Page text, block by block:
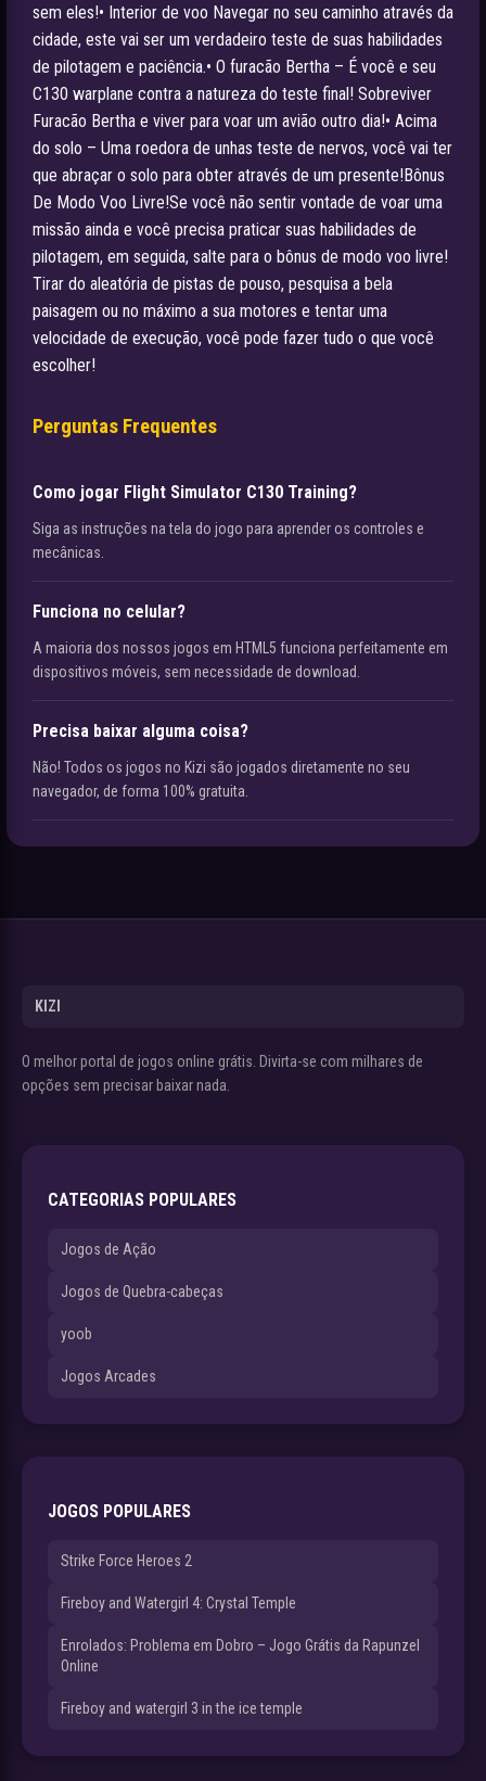
sem eles!• Interior de voo Navegar no seu caminho através da
cidade, este vai ser um verdadeiro teste de suas habilidades
de pilotagem e paciência.• O furacão Bertha – É você e seu
C130 warplane contra a natureza do teste final! Sobreviver
Furacão Bertha e viver para voar um avião outro dia!• Acima
do solo – Uma roedora de unhas teste de nervos, você vai ter
que abraçar o solo para obter através de um presente!Bônus
De Modo Voo Livre!Se você não sentir vontade de voar uma
missão ainda e você precisa praticar suas habilidades de
pilotagem, em seguida, salte para o bônus de modo voo livre!
Tirar do aleatória de pistas de pouso, pesquisa a bela
paisagem ou no máximo a sua motores e tentar uma
velocidade de execução, você pode fazer tudo o que você
escolher!
Perguntas Frequentes
Como jogar Flight Simulator C130 Training?
Siga as instruções na tela do jogo para aprender os controles e
mecânicas.
Funciona no celular?
A maioria dos nossos jogos em HTML5 funciona perfeitamente em
dispositivos móveis, sem necessidade de download.
Precisa baixar alguma coisa?
Não! Todos os jogos no Kizi são jogados diretamente no seu
navegador, de forma 100% gratuita.
KIZI
O melhor portal de jogos online grátis. Divirta-se com milhares de
opções sem precisar baixar nada.
CATEGORIAS POPULARES
Jogos de Ação
Jogos de Quebra-cabeças
yoob
Jogos Arcades
JOGOS POPULARES
Strike Force Heroes 2
Fireboy and Watergirl 4: Crystal Temple
Enrolados: Problema em Dobro – Jogo Grátis da Rapunzel
Online
Fireboy and watergirl 3 in the ice temple